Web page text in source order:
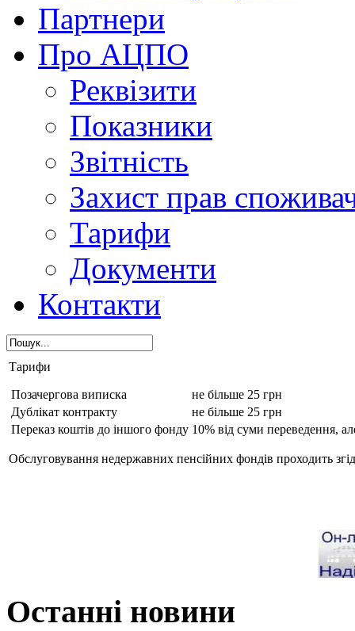
Партнери
Про АЦПО
Реквізити
Показники
Звітність
Захист прав
Тарифи
Документи
Контакти
Тарифи
Позачергова виписка
не більше 25 грн
Дублікат контракту
не більше 25 грн
Переказ коштів до іншого фонду 10% від суми переведення,
Обслуговування недержавних пенсійних фондів проходить
Останні новини